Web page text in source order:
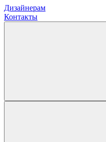
Дизайнерам
Контакты